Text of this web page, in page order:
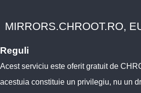
MIRRORS.CHROOT.RO,
Reguli
Acest serviciu este oferit gratuit de
acestuia constituie un privilegiu, nu un